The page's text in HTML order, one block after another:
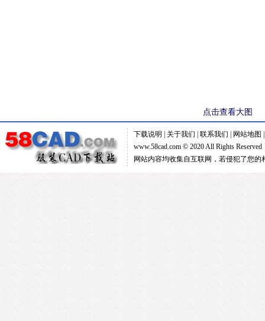
点击查看大图
下载说明 关于我们 联系我们 网站地图
www.58cad.com © 2020 All Rights Reserved
网站内容均收集自互联网，若侵犯了您的